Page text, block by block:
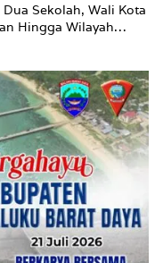
Sekolah, Wali Kota
Hingga Wilayah